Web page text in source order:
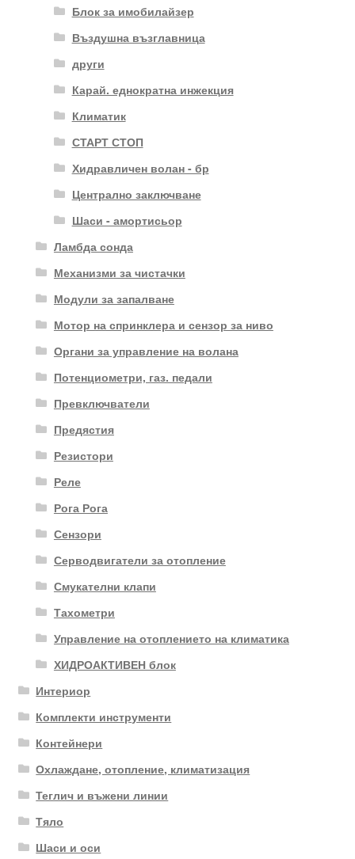
Блок за имобилайзер
Въздушна възглавница
други
Карай. еднократна инжекция
Климатик
СТАРТ СТОП
Хидравличен волан - бр
Централно заключване
Шаси - амортисьор
Ламбда сонда
Механизми за чистачки
Модули за запалване
Мотор на спринклера и сензор за ниво
Органи за управление на волана
Потенциометри, газ. педали
Превключватели
Предястия
Резистори
Реле
Рога Рога
Сензори
Серводвигатели за отопление
Смукателни клапи
Тахометри
Управление на отоплението на климатика
ХИДРОАКТИВЕН блок
Интериор
Комплекти инструменти
Контейнери
Охлаждане, отопление, климатизация
Теглич и въжени линии
Тяло
Шаси и оси